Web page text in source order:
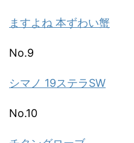
ますよね 本ずわい蟹
No.9
シマノ 19ステラSW
No.10